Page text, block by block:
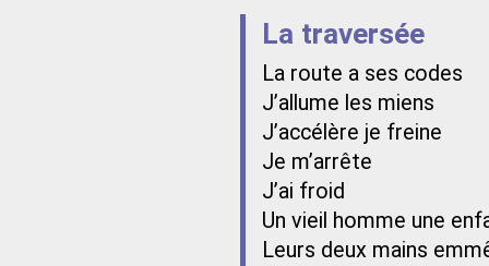
La traversée
La route a ses codes
J’allume les miens
J’accélère je freine
Je m’arrête
J’ai froid
Un vieil homme une
Leurs deux mains